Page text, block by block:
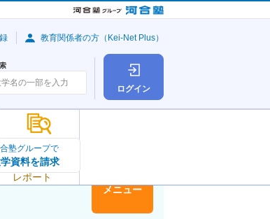
ログイン
大学の今
トピック＆
レポート
教育関係者の方（Kei-Net Plus）
塾グループで
資料を請求
メニュー